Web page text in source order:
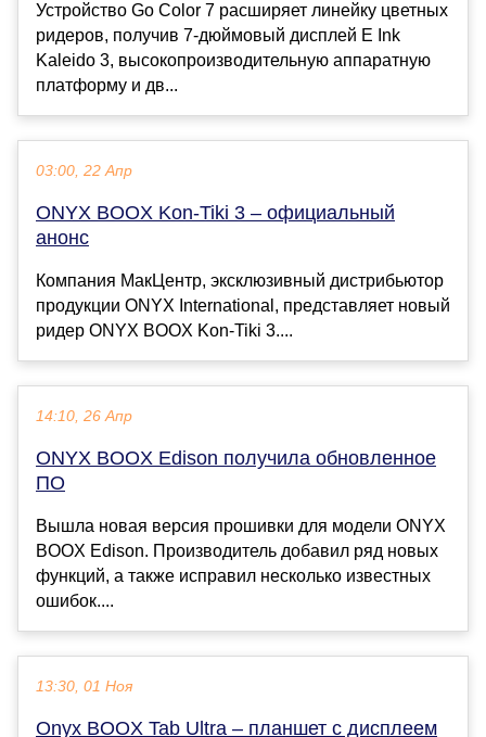
Устройство Go Color 7 расширяет линейку цветных
ридеров, получив 7-дюймовый дисплей E Ink
Kaleido 3, высокопроизводительную аппаратную
платформу и дв...
03:00, 22 Апр
ONYX BOOX Kon-Tiki 3 – официальный
анонс
Компания МакЦентр, эксклюзивный дистрибьютор
продукции ONYX International, представляет новый
ридер ONYX BOOX Kon-Tiki 3....
14:10, 26 Апр
ONYX BOOX Edison получила обновленное
ПО
Вышла новая версия прошивки для модели ONYX
BOOX Edison. Производитель добавил ряд новых
функций, а также исправил несколько известных
ошибок....
13:30, 01 Ноя
Onyx BOOX Tab Ultra – планшет с дисплеем